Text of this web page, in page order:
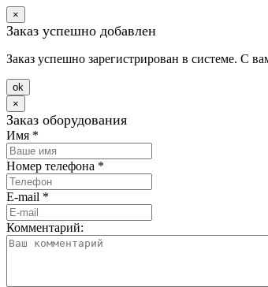
×
Заказ успешно добавлен
Заказ успешно зарегистрирован в системе. С
оk
×
Заказ оборудования
Имя *
Номер телефона *
E-mail *
Комментарий: